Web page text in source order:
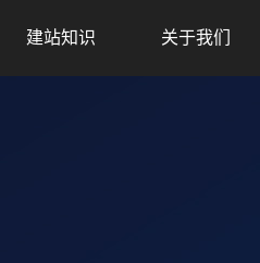
建站知识 关于我们